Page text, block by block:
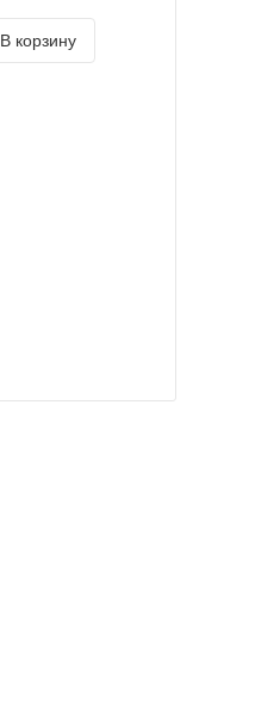
В корзину